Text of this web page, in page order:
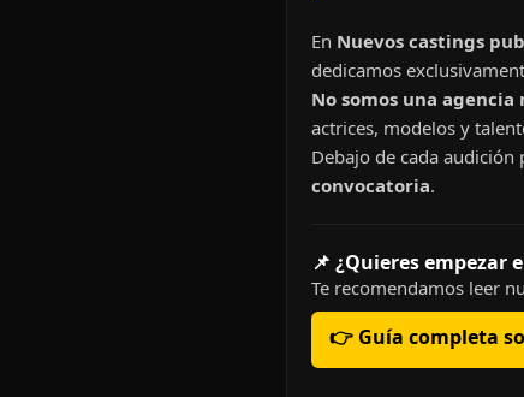
En Nuevos castings
dedicamos
No somos una
actrices, modelos y
Debajo de cada
convocatoria.
📌 ¿Quieres empezar
Te recomendamos leer
👉 Guía completa